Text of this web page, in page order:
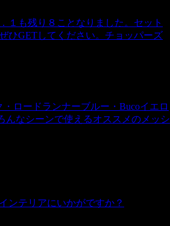
１も残り８ことなりました。セット
ひGETしてください。チョッパーズ
ロードランナーブルー・Bucoイエロ
なシーンで使えるオススメのメッシ
ンテリアにいかがですか？